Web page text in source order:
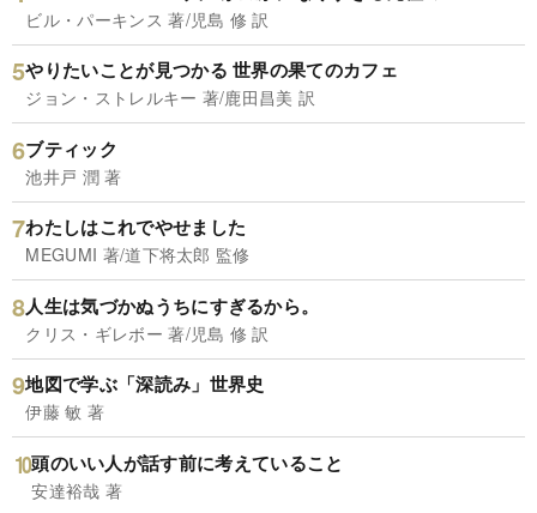
ビル・パーキンス 著/児島 修 訳
やりたいことが見つかる 世界の果てのカフェ
ジョン・ストレルキー 著/鹿田昌美 訳
ブティック
池井戸 潤 著
わたしはこれでやせました
MEGUMI 著/道下将太郎 監修
人生は気づかぬうちにすぎるから。
クリス・ギレボー 著/児島 修 訳
地図で学ぶ「深読み」世界史
伊藤 敏 著
頭のいい人が話す前に考えていること
安達裕哉 著